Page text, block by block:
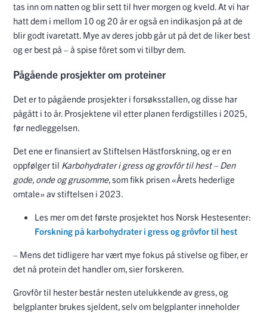
tas inn om natten og blir sett til hver morgen og kveld. At vi har
hatt dem i mellom 10 og 20 år er også en indikasjon på at de
blir godt ivaretatt. Mye av deres jobb går ut på det de liker best
og er best på – å spise fôret som vi tilbyr dem.
Pågående prosjekter om proteiner
Det er to pågående prosjekter i forsøksstallen, og disse har
pågått i to år. Prosjektene vil etter planen ferdigstilles i 2025,
før nedleggelsen.
Det ene er finansiert av Stiftelsen Hästforskning, og er en
oppfølger til Karbohydrater i gress og grovfôr til hest – Den
gode, onde og grusomme, som fikk prisen «Årets hederlige
omtale» av stiftelsen i 2023.
Les mer om det første prosjektet hos Norsk Hestesenter:
Forskning på karbohydrater i gress og grôvfor til hest
– Mens det tidligere har vært mye fokus på stivelse og fiber, er
det nå protein det handler om, sier forskeren.
Grovfôr til hester består nesten utelukkende av gress, og
belgplanter brukes sjeldent, selv om belgplanter inneholder